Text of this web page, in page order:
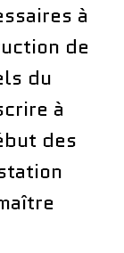
à
de
du
à
des